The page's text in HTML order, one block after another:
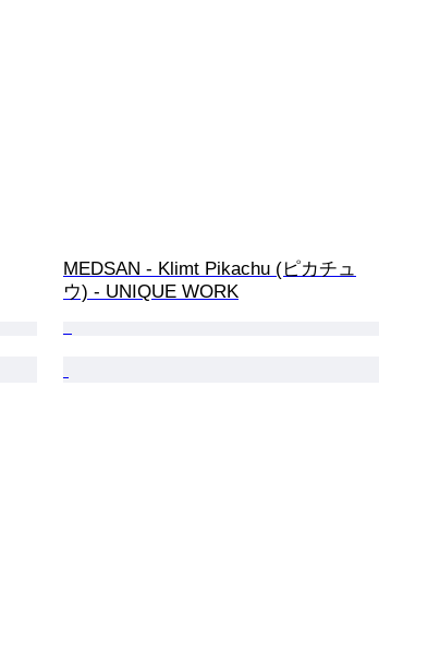
MEDSAN - Klimt Pikachu (ピカチュ
ウ) - UNIQUE WORK